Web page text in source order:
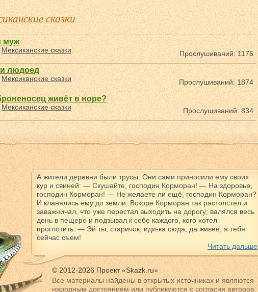
сказки
муж
Мексиканские сказки Прослушиваний: 1176
людоед
Мексиканские сказки Прослушиваний: 1874
живёт в норе?
Мексиканские сказки Прослушиваний: 834
А жители деревни были трусы. Они сами приносили ему своих
кур и свиней: — Скушайте, господин Корморан! — На здоровье,
господин Корморан! — Не желаете ли ещё, господин Корморан?
И кланялись ему до земли. Вскоре Корморан так растолстел и
заважничал, что уже перестал выходить на дорогу; валялся весь
день в пещере и подзывал к себе каждого, кого хотел
проглотить: — Эй ты, старичок, иди-ка сюда, да живее, я тебя
сейчас съем!
Читать дальше
© 2012-2026 Проект «Skazk.ru»
Все материалы найдены в открытых источниках и являются
народным достоянием или публикуются с согласия авторов.